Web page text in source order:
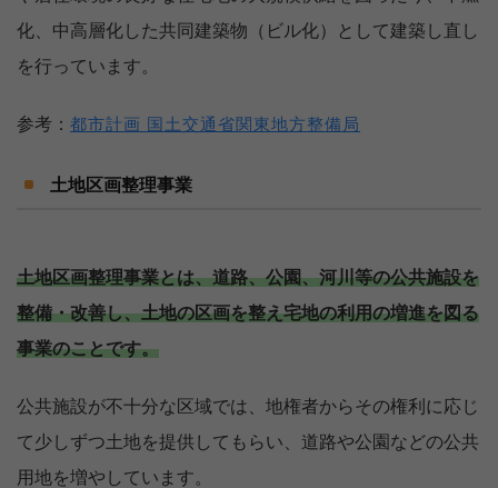
化、中高層化した共同建築物（ビル化）として建築し直し
を行っています。
参考： 都市計画 国土交通省関東地方整備局
土地区画整理事業
土地区画整理事業とは、道路、公園、河川等の公共施設を
整備・改善し、土地の区画を整え宅地の利用の増進を図る
事業のことです。
公共施設が不十分な区域では、地権者からその権利に応じ
て少しずつ土地を提供してもらい、道路や公園などの公共
用地を増やしています。